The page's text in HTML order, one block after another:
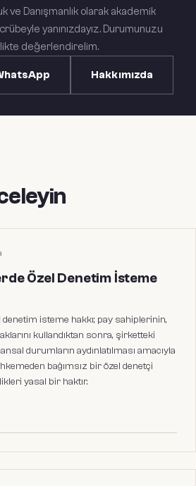
ve Danışmanlık olarak akademik
yanınızdayız. Durumunuzu
değerlendirelim.
Hakkımızda
Özel Denetim İsteme
isteme hakkı; pay sahiplerinin,
kullandıktan sonra, şirketteki
durumların aydınlatılması amacıyla
bağımsız bir özel denetçi
yasal bir haktır.